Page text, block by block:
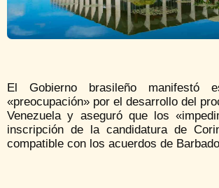
El Gobierno brasileño manifestó
«preocupación» por el desarrollo del
Venezuela y aseguró que los
inscripción de la candidatura de
compatible con los acuerdos de